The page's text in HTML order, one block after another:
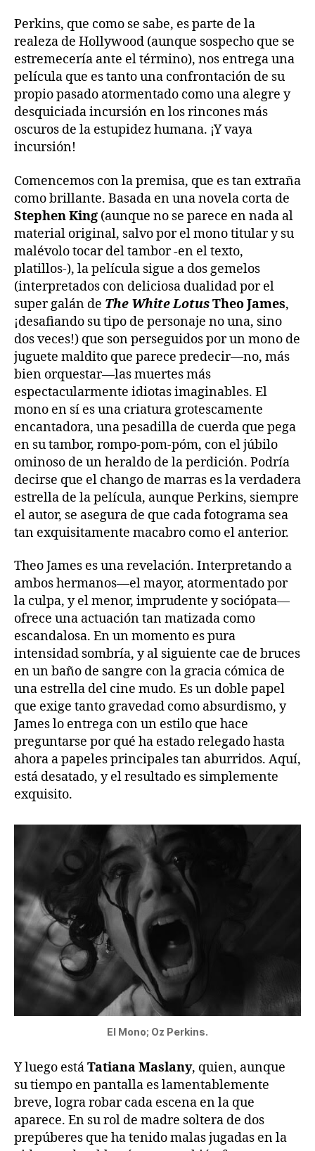
Perkins, que como se sabe, es parte de la
realeza de Hollywood (aunque sospecho que se
estremecería ante el término), nos entrega una
película que es tanto una confrontación de su
propio pasado atormentado como una alegre y
desquiciada incursión en los rincones más
oscuros de la estupidez humana. ¡Y vaya
incursión!
Comencemos con la premisa, que es tan extraña
como brillante. Basada en una novela corta de
Stephen King (aunque no se parece en nada al
material original, salvo por el mono titular y su
malévolo tocar del tambor -en el texto,
platillos-), la película sigue a dos gemelos
(interpretados con deliciosa dualidad por el
super galán de The White LotusTheo James,
¡desafiando su tipo de personaje no una, sino
dos veces!) que son perseguidos por un mono de
juguete maldito que parece predecir—no, más
bien orquestar—las muertes más
espectacularmente idiotas imaginables. El
mono en sí es una criatura grotescamente
encantadora, una pesadilla de cuerda que pega
en su tambor, rompo-pom-póm, con el júbilo
ominoso de un heraldo de la perdición. Podría
decirse que el chango de marras es la verdadera
estrella de la película, aunque Perkins, siempre
el autor, se asegura de que cada fotograma sea
tan exquisitamente macabro como el anterior.
Theo James es una revelación. Interpretando a
ambos hermanos—el mayor, atormentado por
la culpa, y el menor, imprudente y sociópata—
ofrece una actuación tan matizada como
escandalosa. En un momento es pura
intensidad sombría, y al siguiente cae de bruces
en un baño de sangre con la gracia cómica de
una estrella del cine mudo. Es un doble papel
que exige tanto gravedad como absurdismo, y
James lo entrega con un estilo que hace
preguntarse por qué ha estado relegado hasta
ahora a papeles principales tan aburridos. Aquí,
está desatado, y el resultado es simplemente
exquisito.
El Mono; Oz Perkins.
Y luego estáTatiana Maslany, quien, aunque
su tiempo en pantalla es lamentablemente
breve, logra robar cada escena en la que
aparece. En su rol de madre soltera de dos
prepúberes que ha tenido malas jugadas en la